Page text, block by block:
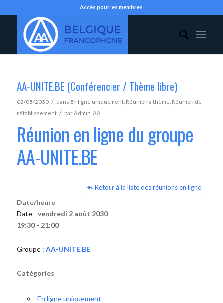
Accès pour les membres
AA-UNITE.BE (Conférencier / Thème libre)
02/08/2030 / dans En ligne uniquement, Réunion à thème Réunion de
rétablissement / parAdmin_AA
Réunion en ligne du groupe
AA-UNITE.BE
Retour à la liste des réunions en ligne
Date/heure
Date - vendredi 2 août 2030
19:30 - 21:00
Groupe : AA-UNITE.BE
Catégories
En ligne uniquement